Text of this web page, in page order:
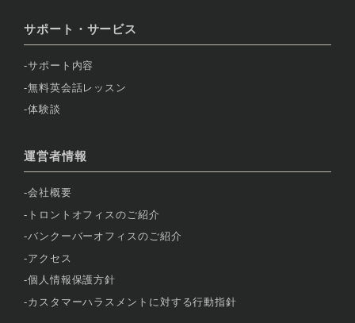
サポート・サービス
サポート内容
無料英会話レッスン
体験談
運営者情報
会社概要
トロントオフィスのご紹介
バンクーバーオフィスのご紹介
アクセス
個人情報保護方針
カスタマーハラスメントに対する行動指針